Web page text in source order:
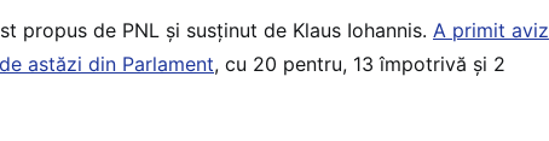
propus de PNL și susținut de Klaus Iohannis. A primit aviz
astăzi din Parlament, cu 20 pentru, 13 împotrivă și 2